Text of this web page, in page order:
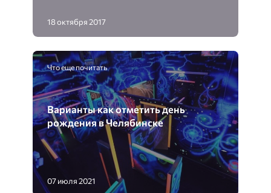
18 октября 2017
Что еще почитать
Варианты как отметить день
рождения в Челябинске
07 июля 2021